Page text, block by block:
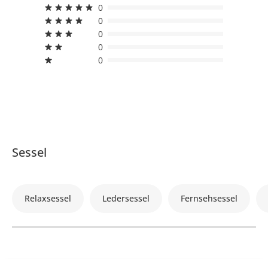
0
0
0
0
0
Sessel
Relaxsessel Ledersessel Fernsehsessel